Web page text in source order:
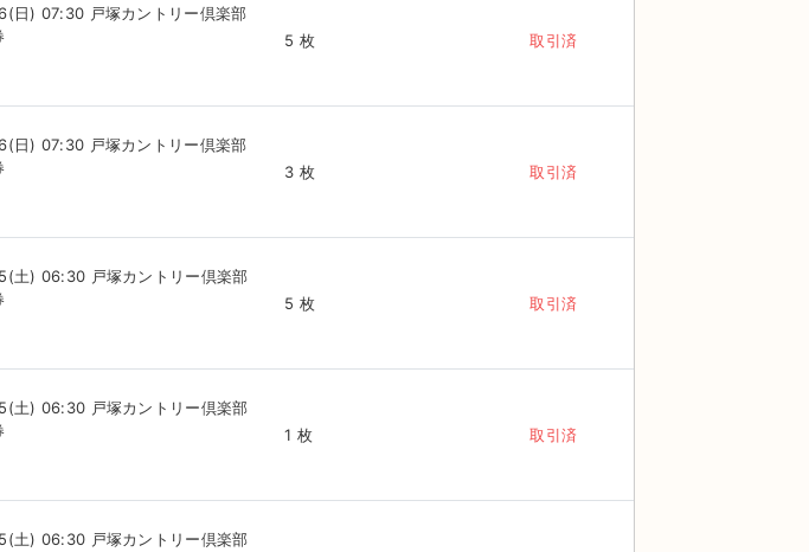
日) 07:30 戸塚カントリー倶楽部
5 枚 取引済
日) 07:30 戸塚カントリー倶楽部
3 枚 取引済
土) 06:30 戸塚カントリー倶楽部
5 枚 取引済
土) 06:30 戸塚カントリー倶楽部
1 枚 取引済
土) 06:30 戸塚カントリー倶楽部